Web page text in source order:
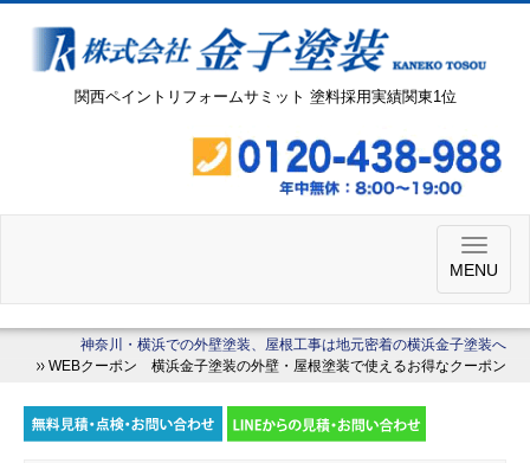
関西ペイントリフォームサミット 塗料採用実績関東1位
MENU
神奈川・横浜での外壁塗装、屋根工事は地元密着の横浜金子塗装へ
WEBクーポン 横浜金子塗装の外壁・屋根塗装で使えるお得なクーポン